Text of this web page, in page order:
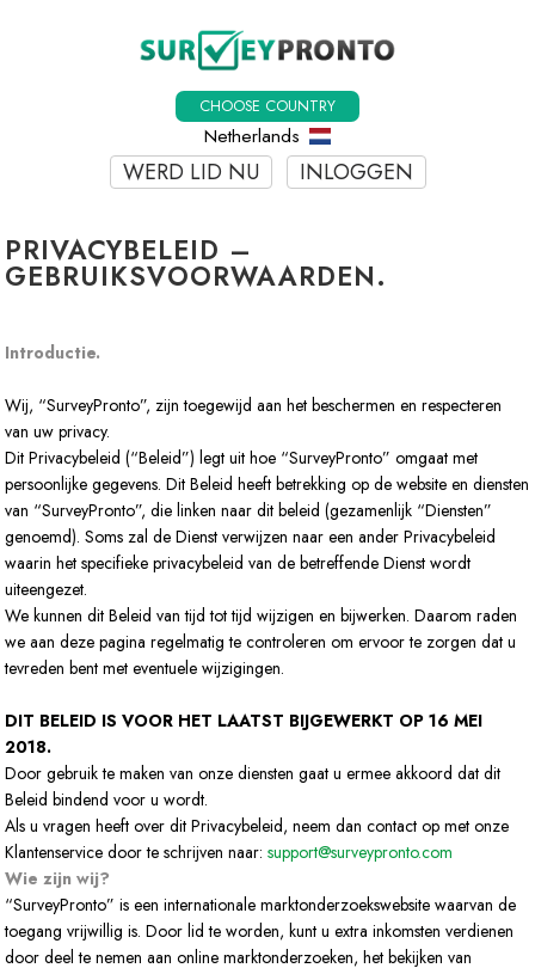
CHOOSE COUNTRY
Netherlands
WERD LID NU INLOGGEN
PRIVACYBELEID –
GEBRUIKSVOORWAARDEN.
Introductie.
Wij, “SurveyPronto”, zijn toegewijd aan het beschermen en respecteren
van uw privacy.
Dit Privacybeleid (“Beleid”) legt uit hoe “SurveyPronto” omgaat met
persoonlijke gegevens. Dit Beleid heeft betrekking op de website en diensten
van “SurveyPronto”, die linken naar dit beleid (gezamenlijk “Diensten”
genoemd). Soms zal de Dienst verwijzen naar een ander Privacybeleid
waarin het specifieke privacybeleid van de betreffende Dienst wordt
uiteengezet.
We kunnen dit Beleid van tijd tot tijd wijzigen en bijwerken. Daarom raden
we aan deze pagina regelmatig te controleren om ervoor te zorgen dat u
tevreden bent met eventuele wijzigingen.
DIT BELEID IS VOOR HET LAATST BIJGEWERKT OP 16 MEI
2018.
Door gebruik te maken van onze diensten gaat u ermee akkoord dat dit
Beleid bindend voor u wordt.
Als u vragen heeft over dit Privacybeleid, neem dan contact op met onze
Klantenservice door te schrijven naar:support@surveypronto.com
Wie zijn wij?
“SurveyPronto” is een internationale marktonderzoekswebsite waarvan de
toegang vrijwillig is. Door lid te worden, kunt u extra inkomsten verdienen
door deel te nemen aan online marktonderzoeken, het bekijken van